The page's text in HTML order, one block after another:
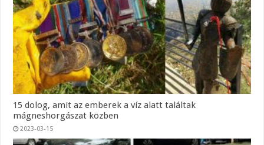
15 dolog, amit az emberek a víz alatt találtak
mágneshorgászat közben
2023-03-15